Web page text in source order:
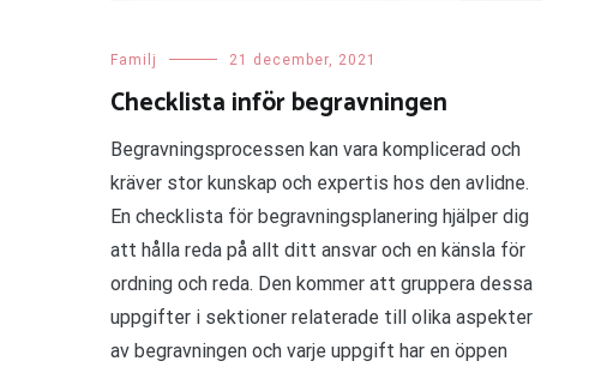
Familj 21 december, 2021
Checklista inför begravningen
Begravningsprocessen kan vara komplicerad och
kräver stor kunskap och expertis hos den avlidne.
En checklista för begravningsplanering hjälper dig
att hålla reda på allt ditt ansvar och en känsla för
ordning och reda. Den kommer att gruppera dessa
uppgifter i sektioner relaterade till olika aspekter
av begravningen och varje uppgift har en öppen